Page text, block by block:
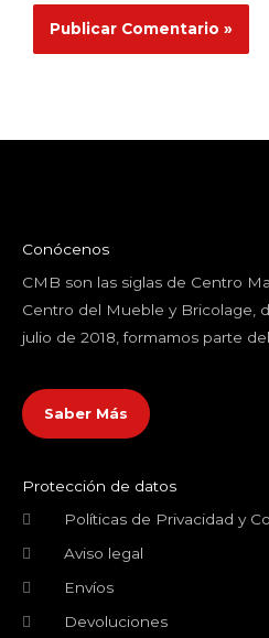
Conócenos
CMB son las siglas de Centro
Centro del Mueble y Bricolage,
julio de 2018, formamos parte del
Saber Más
Protección de datos
Políticas de Privacidad y
Aviso legal
Envíos
Devoluciones